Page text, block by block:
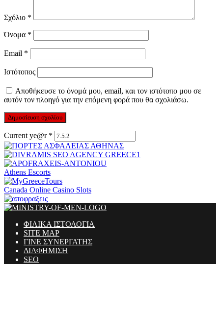
Σχόλιο *
Όνομα *
Email *
Ιστότοπος
Αποθήκευσε το όνομά μου, email, και τον ιστότοπο μου σε
αυτόν τον πλοηγό για την επόμενη φορά που θα σχολιάσω.
Current ye@r *
Athens Escorts
Canada Online Casino Slots
ΦΙΛΙΚΑ ΙΣΤΟΛΟΓΙΑ
SITE MAP
ΓΙΝΕ ΣΥΝΕΡΓΑΤΗΣ
ΔΙΑΦΗΜΙΣΗ
SEO